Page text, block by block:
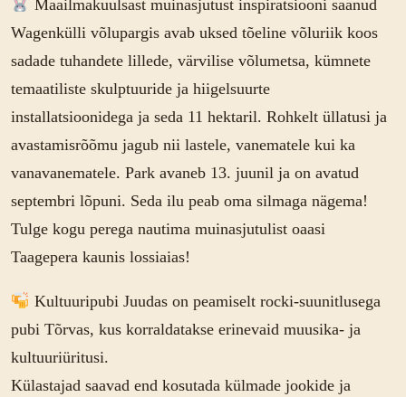
Maailmakuulsast muinasjutust inspiratsiooni saanud
Wagenkülli võlupargis avab uksed tõeline võluriik koos
sadade tuhandete lillede, värvilise võlumetsa, kümnete
temaatiliste skulptuuride ja hiigelsuurte
installatsioonidega ja seda 11 hektaril. Rohkelt üllatusi ja
avastamisrõõmu jagub nii lastele, vanematele kui ka
vanavanematele. Park avaneb 13. juunil ja on avatud
septembri lõpuni. Seda ilu peab oma silmaga nägema!
Tulge kogu perega nautima muinasjutulist oaasi
Taagepera kaunis lossiaias!
Kultuuripubi Juudas on peamiselt rocki-suunitlusega
pubi Tõrvas, kus korraldatakse erinevaid muusika- ja
kultuuriüritusi.
Külastajad saavad end kosutada külmade jookide ja